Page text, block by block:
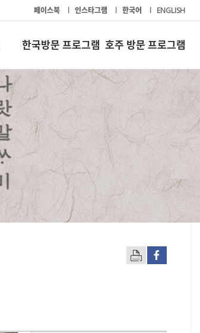
페이스북 l 인스타그램 l 한국어 l ENGLISH
한국방문 프로그램 호주 방문 프로그램